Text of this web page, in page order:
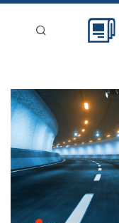
新聞稿分類
登入
刊登